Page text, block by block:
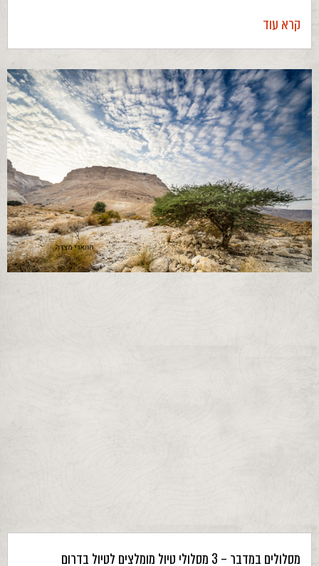
קרא עוד
מסלולים במדבר – 3 מסלולי טיול מומלצים לטיול בדרום